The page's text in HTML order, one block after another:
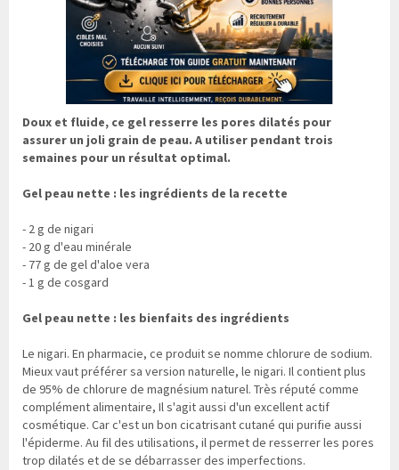
Doux et fluide, ce gel resserre les pores dilatés pour
assurer un joli grain de peau. A utiliser pendant trois
semaines pour un résultat optimal.
Gel peau nette : les ingrédients de la recette
- 2 g de nigari
- 20 g d'eau minérale
- 77 g de gel d'aloe vera
- 1 g de cosgard
Gel peau nette : les bienfaits des ingrédients
Le nigari. En pharmacie, ce produit se nomme chlorure de sodium.
Mieux vaut préférer sa version naturelle, le nigari. Il contient plus
de 95% de chlorure de magnésium naturel. Très réputé comme
complément alimentaire, Il s'agit aussi d'un excellent actif
cosmétique. Car c'est un bon cicatrisant cutané qui purifie aussi
l'épiderme. Au fil des utilisations, il permet de resserrer les pores
trop dilatés et de se débarrasser des imperfections.